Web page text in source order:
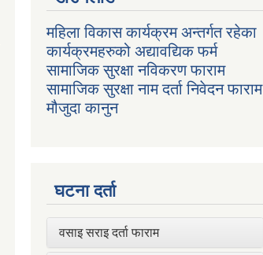
महिला विकास कार्यक्रम अन्तर्गत रहेका
कार्यक्रमहरुको अद्यावद्यिक फर्म
सामाजिक सुरक्षा नविकरण फाराम
सामाजिक सुरक्षा नाम दर्ता निवेदन फाराम
मौजुदा कानुन
घटना दर्ता
वसाइ सराइ दर्ता फाराम